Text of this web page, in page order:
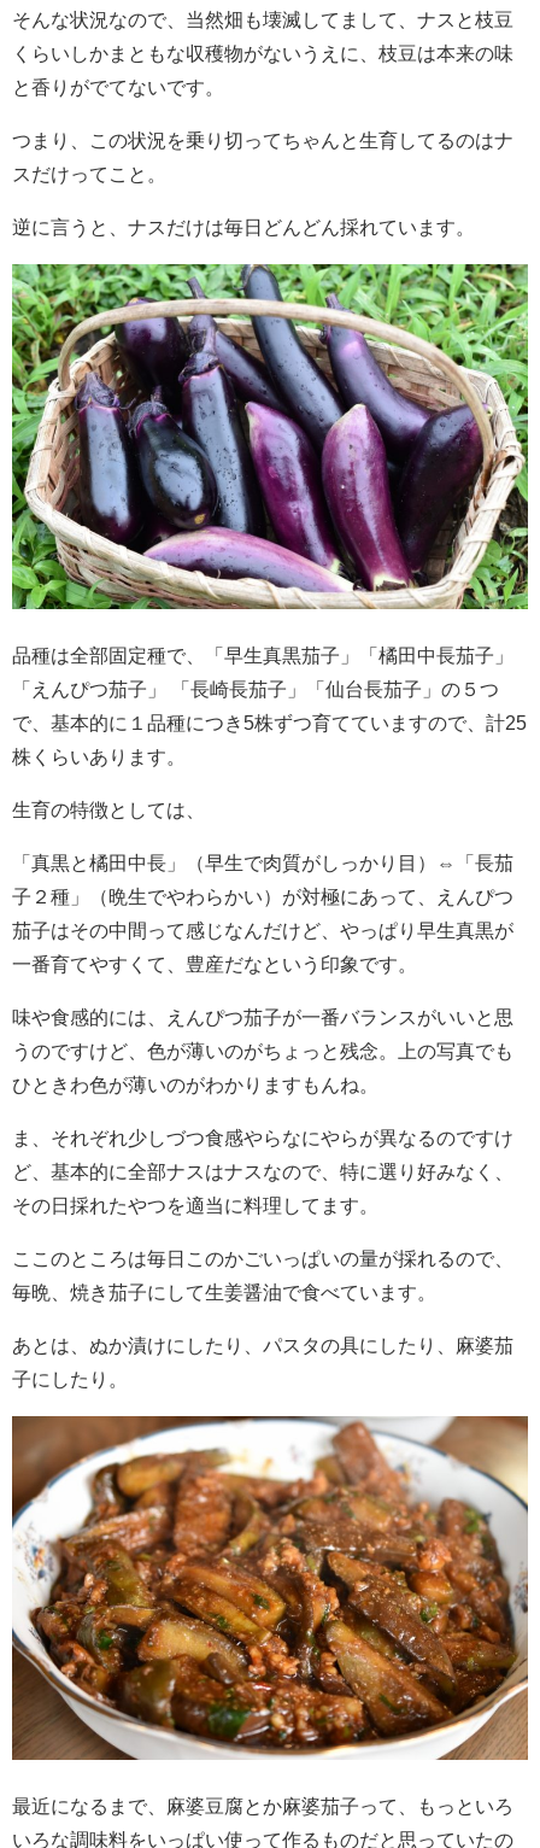
そんな状況なので、当然畑も壊滅してまして、ナスと枝豆
くらいしかまともな収穫物がないうえに、枝豆は本来の味
と香りがでてないです。
つまり、この状況を乗り切ってちゃんと生育してるのはナ
スだけってこと。
逆に言うと、ナスだけは毎日どんどん採れています。
品種は全部固定種で、「早生真黒茄子」「橘田中長茄子」
「えんぴつ茄子」 「長崎長茄子」「仙台長茄子」の５つ
で、基本的に１品種につき5株ずつ育てていますので、計25
株くらいあります。
生育の特徴としては、
「真黒と橘田中長」（早生で肉質がしっかり目）⇔「長茄
子２種」（晩生でやわらかい）が対極にあって、えんぴつ
茄子はその中間って感じなんだけど、やっぱり早生真黒が
一番育てやすくて、豊産だなという印象です。
味や食感的には、えんぴつ茄子が一番バランスがいいと思
うのですけど、色が薄いのがちょっと残念。上の写真でも
ひときわ色が薄いのがわかりますもんね。
ま、それぞれ少しづつ食感やらなにやらが異なるのですけ
ど、基本的に全部ナスはナスなので、特に選り好みなく、
その日採れたやつを適当に料理してます。
ここのところは毎日このかごいっぱいの量が採れるので、
毎晩、焼き茄子にして生姜醤油で食べています。
あとは、ぬか漬けにしたり、パスタの具にしたり、麻婆茄
子にしたり。
最近になるまで、麻婆豆腐とか麻婆茄子って、もっといろ
いろな調味料をいっぱい使って作るものだと思っていたの